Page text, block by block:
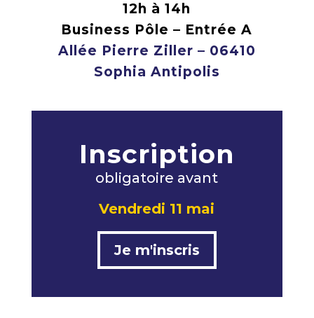
12h à 14h
Business Pôle – Entrée A
Allée Pierre Ziller – 06410
Sophia Antipolis
Inscription
obligatoire avant
Vendredi 11 mai
Je m'inscris